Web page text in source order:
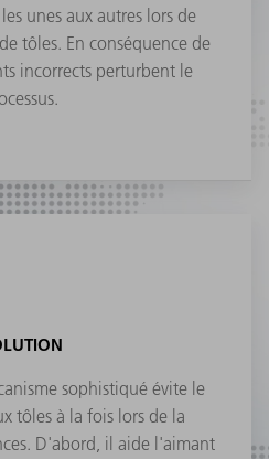
unes aux autres lors de
tôles. En conséquence de
incorrects perturbent le
sophistiqué évite le
tôles à la fois lors de la
D'abord, il aide l'aimant